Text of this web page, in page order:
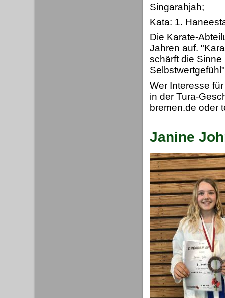
Singarahjah;
Kata: 1.
Die Karate-
Jahren auf.
schärft die
Wer Interesse
in der Tura-
bremen.de oder
Janine